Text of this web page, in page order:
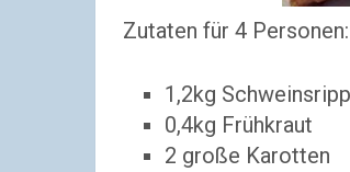
Zutaten für 4 Personen:
1,2kg
0,4kg Frühkraut
2 große Karotten